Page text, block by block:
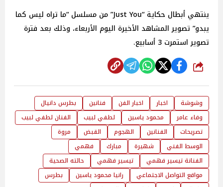
ينتهي أبطال حكاية “Just You” من مسلسل “ما تراه ليس كما
يبدو” تصوير المشاهد الأخيرة اليوم الأربعاء، وذلك بعد فترة
تصوير استمرت 3 أسابيع.
شارك
وشوشة اخبار اخبار الفن فنانين
بطرس دانيال
وفاء عامر
محمود ياسين لطفي لبيب
الفنان لطفي لبيب
تصريحات
الفنانين الهجوم القبض
مروة
الوسط الفني
شهيرة مبارك
فهمي
الفنانة تيسير فهمي
تيسير فهمي
حالته الصحية
مواقع التواصل الاجتماعي
رانيا محمود ياسين
بطرس